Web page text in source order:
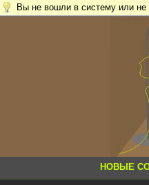
Вы не вошли в систему или не
НОВЫЕ